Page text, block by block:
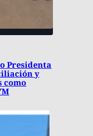
Presidenta
y
como